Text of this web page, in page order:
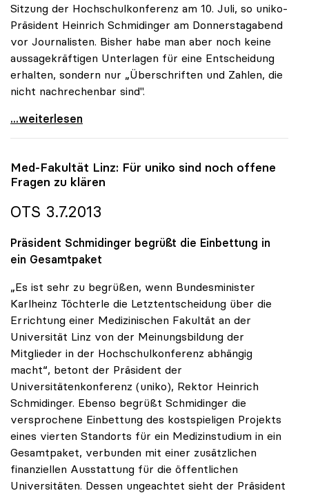
Sitzung der Hochschulkonferenz am 10. Juli, so uniko-
Präsident Heinrich Schmidinger am Donnerstagabend
vor Journalisten. Bisher habe man aber noch keine
aussagekräftigen Unterlagen für eine Entscheidung
erhalten, sondern nur „Überschriften und Zahlen, die
nicht nachrechenbar sind".
Linzer Medizin-Fakultät: Rektoren noch nicht
...weiterlesen
Med-Fakultät Linz: Für uniko sind noch offene
Fragen zu klären
OTS 3.7.2013
Präsident Schmidinger begrüßt die Einbettung in
ein Gesamtpaket
„Es ist sehr zu begrüßen, wenn Bundesminister
Karlheinz Töchterle die Letztentscheidung über die
Errichtung einer Medizinischen Fakultät an der
Universität Linz von der Meinungsbildung der
Mitglieder in der Hochschulkonferenz abhängig
macht“, betont der Präsident der
Universitätenkonferenz (uniko), Rektor Heinrich
Schmidinger. Ebenso begrüßt Schmidinger die
versprochene Einbettung des kostspieligen Projekts
eines vierten Standorts für ein Medizinstudium in ein
Gesamtpaket, verbunden mit einer zusätzlichen
finanziellen Ausstattung für die öffentlichen
Universitäten. Dessen ungeachtet sieht der Präsident